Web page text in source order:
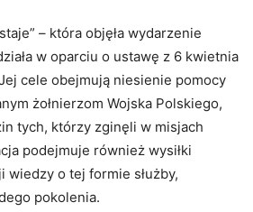
– która objęła wydarzenie
w oparciu o ustawę z 6 kwietnia
cele obejmują niesienie pomocy
żołnierzom Wojska Polskiego,
tych, którzy zginęli w misjach
podejmuje również wysiłki
wiedzy o tej formie służby,
pokolenia.